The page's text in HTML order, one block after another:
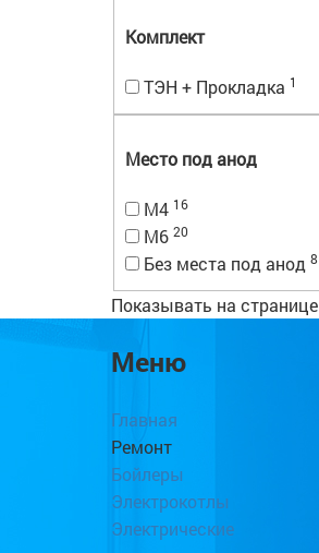
Комплект
ТЭН + Прокладка 1
Место под анод
M4 16
M6 20
Без места под анод 8
Показывать на странице
Меню
Главная
Ремонт
Бойлеры
Электрокотлы
Электрические